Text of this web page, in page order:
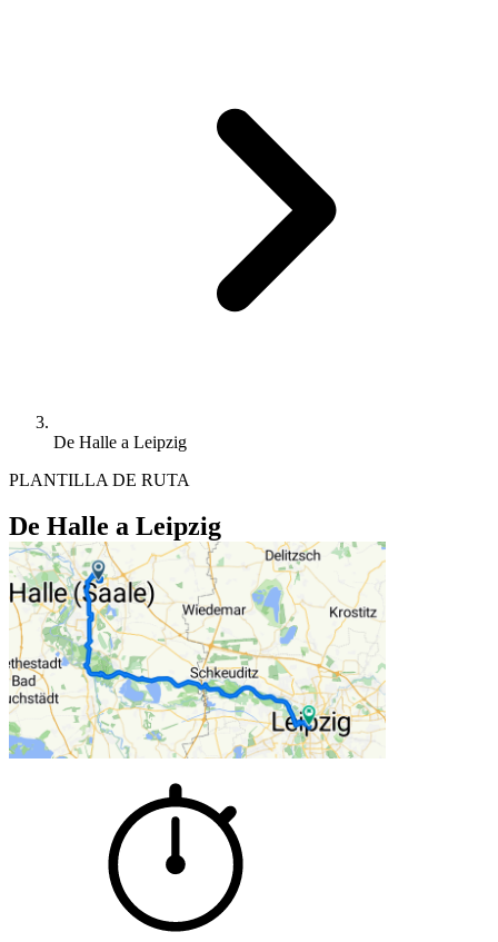
De Halle a Leipzig
PLANTILLA DE RUTA
De Halle a Leipzig